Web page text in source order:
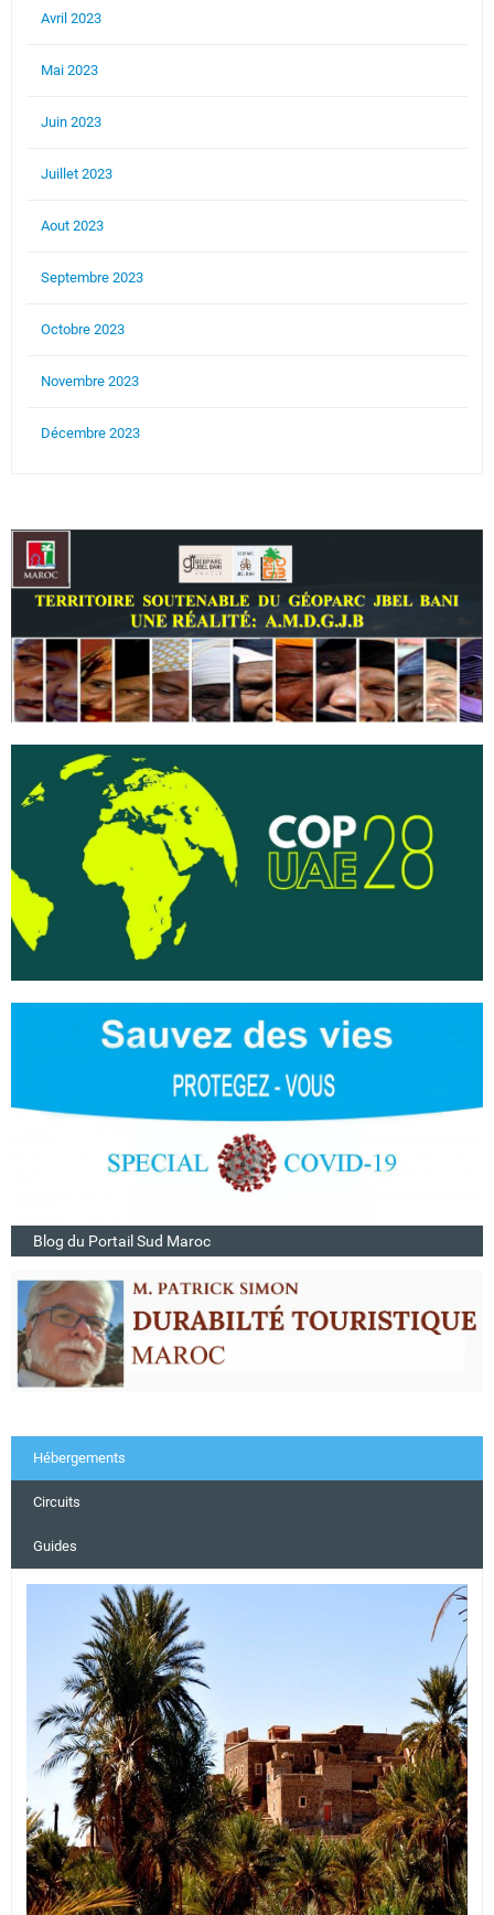
Avril 2023
Mai 2023
Juin 2023
Juillet 2023
Aout 2023
Septembre 2023
Octobre 2023
Novembre 2023
Décembre 2023
Blog du Portail Sud Maroc
Hébergements
Circuits
Guides